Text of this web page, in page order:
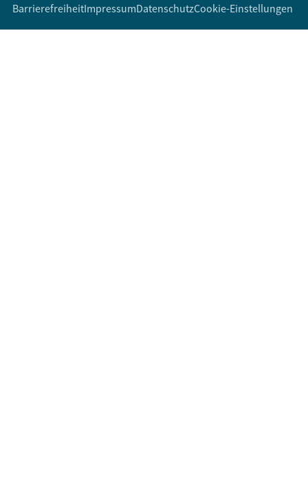
BarrierefreiheitImpressumDatenschutzCookie-Einstellungen